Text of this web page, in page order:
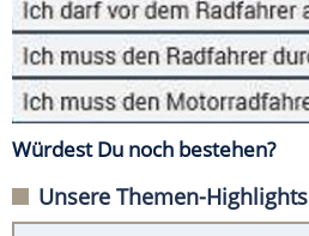
Würdest Du noch bestehen?
Unsere Themen-Highlights